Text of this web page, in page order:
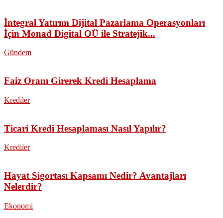
İntegral Yatırım Dijital Pazarlama Operasyonları
İçin Monad Digital OÜ ile Stratejik...
Gündem
Faiz Oranı Girerek Kredi Hesaplama
Krediler
Ticari Kredi Hesaplaması Nasıl Yapılır?
Krediler
Hayat Sigortası Kapsamı Nedir? Avantajları
Nelerdir?
Ekonomi